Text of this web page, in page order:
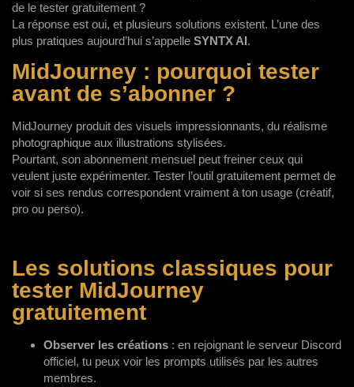
de le tester gratuitement ?
La réponse est oui, et plusieurs solutions existent. L’une des
plus pratiques aujourd’hui s’appelle SYNTX AI.
MidJourney : pourquoi tester
avant de s’abonner ?
MidJourney produit des visuels impressionnants, du réalisme
photographique aux illustrations stylisées.
Pourtant, son abonnement mensuel peut freiner ceux qui
veulent juste expérimenter. Tester l’outil gratuitement permet de
voir si ses rendus correspondent vraiment à ton usage (créatif,
pro ou perso).
Les solutions classiques pour
tester MidJourney
gratuitement
Observer les créations : en rejoignant le serveur Discord
officiel, tu peux voir les prompts utilisés par les autres
membres.